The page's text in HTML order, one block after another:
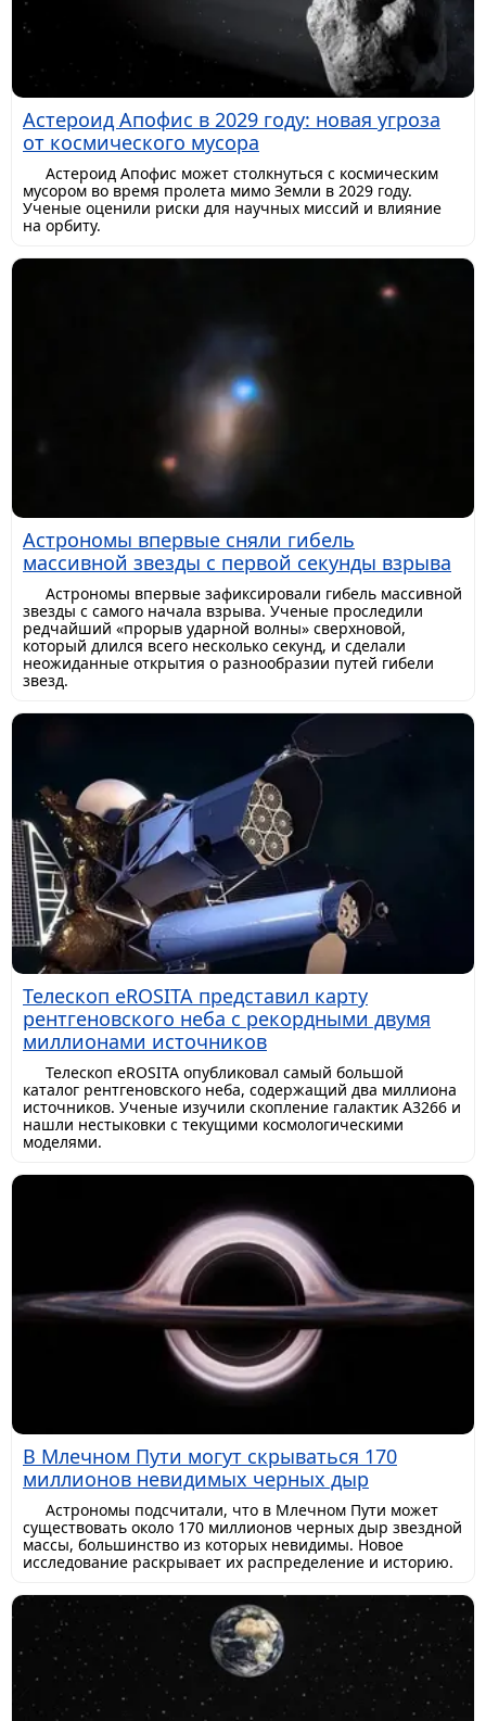
Астероид Апофис в 2029 году: новая угроза
от космического мусора
Астероид Апофис может столкнуться с космическим
мусором во время пролета мимо Земли в 2029 году.
Ученые оценили риски для научных миссий и влияние
на орбиту.
Астрономы впервые сняли гибель
массивной звезды с первой секунды взрыва
Астрономы впервые зафиксировали гибель массивной
звезды с самого начала взрыва. Ученые проследили
редчайший «прорыв ударной волны» сверхновой,
который длился всего несколько секунд, и сделали
неожиданные открытия о разнообразии путей гибели
звезд.
Телескоп eROSITA представил карту
рентгеновского неба с рекордными двумя
миллионами источников
Телескоп eROSITA опубликовал самый большой
каталог рентгеновского неба, содержащий два миллиона
источников. Ученые изучили скопление галактик A3266 и
нашли нестыковки с текущими космологическими
моделями.
В Млечном Пути могут скрываться 170
миллионов невидимых черных дыр
Астрономы подсчитали, что в Млечном Пути может
существовать около 170 миллионов черных дыр звездной
массы, большинство из которых невидимы. Новое
исследование раскрывает их распределение и историю.